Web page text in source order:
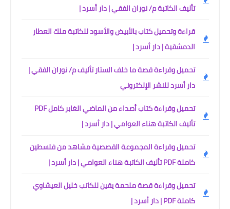
تأليف الكاتبة م/ نوران الفقي | دار أسرد |
قراءة وتحميل كتاب بالأبيض والأسود للكاتبة ملك العطار
الدمشقية | دار أسرد |
تحميل وقراءة قصة ما خلف الستار تأليف م/ نوران الفقي |
دار أسرد للنشر الإلكتروني
تحميل وقراءة كتاب أصداء من الماضي الغابر كامل PDF
تأليف الكاتبة هناء العوامي | دار أسرد |
تحميل وقراءة المجموعة القصصية مشاهد من فلسطين
كاملة PDF تأليف الكاتبة هناء العوامي | دار أسرد |
تحميل وقراءة قصة ملحمة يقين للكاتب خليل العيشاوي
كاملة PDF | دار أسرد |